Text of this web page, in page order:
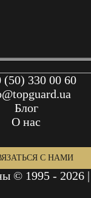
(50) 330 00 60
Блог
О нас
С НАМИ
© 1995 - 2026 |